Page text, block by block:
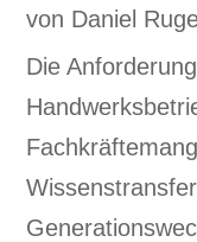
von Daniel
Die